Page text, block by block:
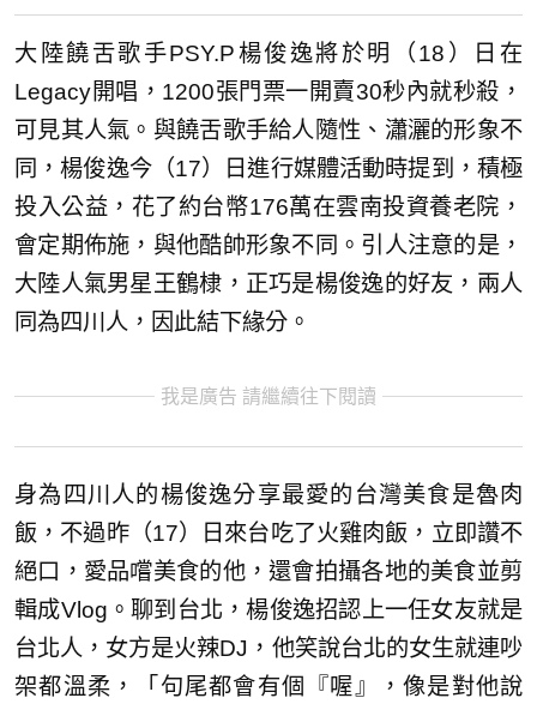
大陸饒舌歌手PSY.P楊俊逸將於明（18）日在
Legacy開唱，1200張門票一開賣30秒內就秒殺，
可見其人氣。與饒舌歌手給人隨性、瀟灑的形象不
同，楊俊逸今（17）日進行媒體活動時提到，積極
投入公益，花了約台幣176萬在雲南投資養老院，
會定期佈施，與他酷帥形象不同。引人注意的是，
大陸人氣男星王鶴棣，正巧是楊俊逸的好友，兩人
同為四川人，因此結下緣分。
我是廣告 請繼續往下閱讀
身為四川人的楊俊逸分享最愛的台灣美食是魯肉
飯，不過昨（17）日來台吃了火雞肉飯，立即讚不
絕口，愛品嚐美食的他，還會拍攝各地的美食並剪
輯成Vlog。聊到台北，楊俊逸招認上一任女友就是
台北人，女方是火辣DJ，他笑說台北的女生就連吵
架都溫柔，「句尾都會有個『喔』，像是對他說